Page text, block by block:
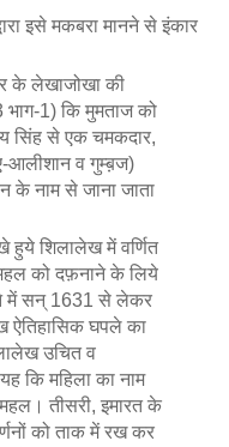
इसे मकबरा मानने से इंकार
के लेखाजोखा की
भाग-1) कि मुमताज को
सिंह से एक चमकदार,
आलीशान व गुम्ब़ज)
के नाम से जाना जाता
हुये शिलालेख में वर्णित
को दफ़नाने के लिये
में सन् 1631 से लेकर
ऐतिहासिक घपले का
उचित व
कि महिला का नाम
तीसरी, इमारत के
को ताक में रख कर